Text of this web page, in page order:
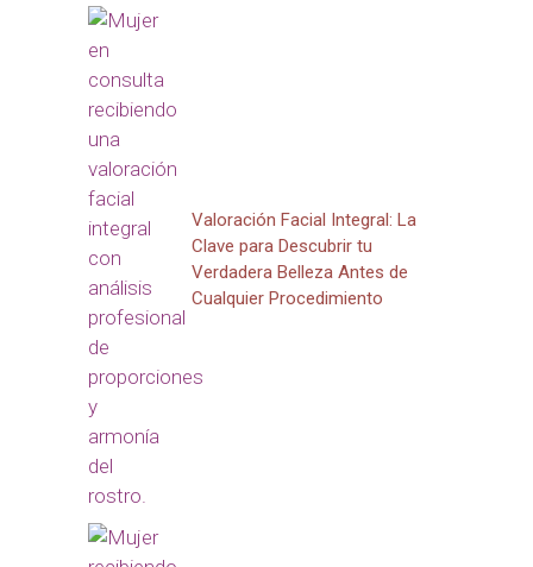
Valoración Facial Integral: La
Clave para Descubrir tu
Verdadera Belleza Antes de
Cualquier Procedimiento